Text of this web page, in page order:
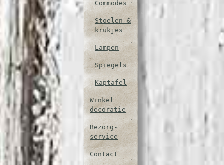
Commodes
Stoelen &
krukjes
Lampen
Spiegels
Kaptafel
Winkel
decoratie
Bezorg-
service
Contact